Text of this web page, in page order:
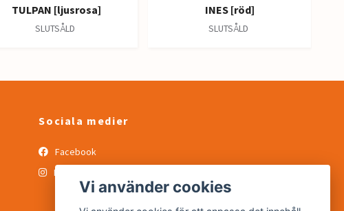
TULPAN [ljusrosa]
SLUTSÅLD
INES [röd]
SLUTSÅLD
Sociala medier
Facebook
Instagram
Vi använder cookies